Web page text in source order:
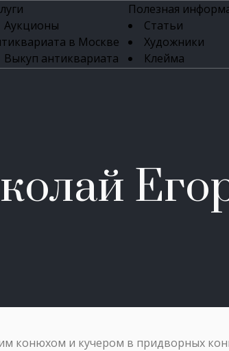
Аукционы
в Москве
Выкуп антиквариата
Скупка антиквариата
Скупка антикварной
Полезная
Статьи
Художники
Клейма
Фарфоровые
Ювелирные
конюхом и кучером в придворных